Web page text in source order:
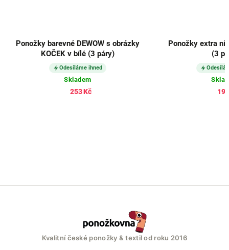
Ponožky barevné DEWOW s obrázky
KOČEK v bílé (3 páry)
Odesíláme ihned
Skladem
253 Kč
Ponožky extra
(3
Kvalitní české ponožky & textil od roku 2016